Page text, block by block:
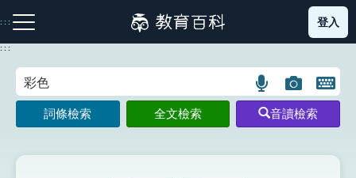
到
主
:::
注音索引圖示 筆畫索引圖示 部首索引表圖示
登入
:::
語
言
搜
圖
片
搜
開
鍵
圖
詞條檢索 全文檢索 音讀檢索